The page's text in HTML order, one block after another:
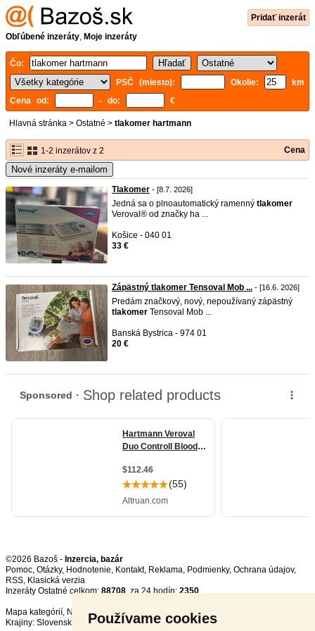
Používame cookies
Pridať inzerát
Obľúbené inzeráty, Moje inzeráty
Čo:
PSČ (miesto):
Okolie:
km
Cena od:
- do: €
Hlavná stránka > Ostatné > tlakomer hartmann
1-2 inzerátov z 2 Cena
Nové inzeráty e-mailom
Tlakomer - [8.7. 2026]
Jedná sa o plnoautomatický ramenný tlakomer
Veroval® od značky ha ...
Košice - 040 01
33 €
Zápästný tlakomer Tensoval Mob ... - [16.6. 2026]
Predám značkový, nový, nepoužívaný zápästný
tlakomer Tensoval Mob ...
Banská Bystrica - 974 01
20 €
©2026 Bazoš - Inzercia, bazár
Pomoc, Otázky, Hodnotenie, Kontakt, Reklama, Podmienky, Ochrana údajov,
RSS,
Inzeráty Ostatné celkom:88708, za 24 hodín:2350
Mapa kategórií, Najvyhľadávanejšie výrazy
Krajiny: Slovensko Česká republika,Poľsko,Rakúsko